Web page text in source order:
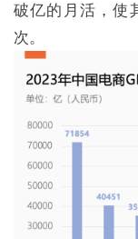
破亿的月活，使
次。